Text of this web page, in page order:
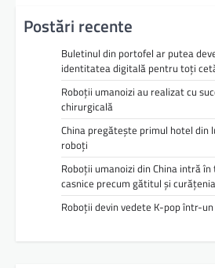
Postări recente
Buletinul din portofel ar putea
identitatea digitală pentru toți
Roboții umanoizi au realizat cu
chirurgicală
China pregătește primul hotel din
roboți
Roboții umanoizi din China intră
casnice precum gătitul și curățenia
Roboții devin vedete K-pop într-